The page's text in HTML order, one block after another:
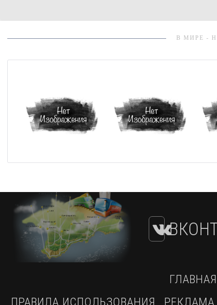
В МИРЕ -
ГЛАВНАЯ
ПРАВИЛА ИСПОЛЬЗОВАНИЯ
РЕКЛАМА